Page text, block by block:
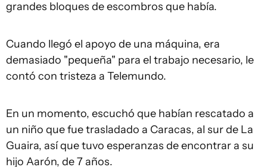
grandes bloques de escombros que había.
Cuando llegó el apoyo de una máquina, era
demasiado "pequeña" para el trabajo necesario, le
contó con tristeza a Telemundo.
En un momento, escuchó que habían rescatado a
un niño que fue trasladado a Caracas, al sur de La
Guaira, así que tuvo esperanzas de encontrar a su
hijo Aarón, de 7 años.